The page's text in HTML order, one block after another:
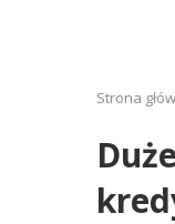
Strona